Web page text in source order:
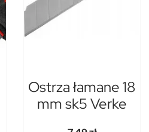
Ostrza łamane 18
mm sk5 Verke